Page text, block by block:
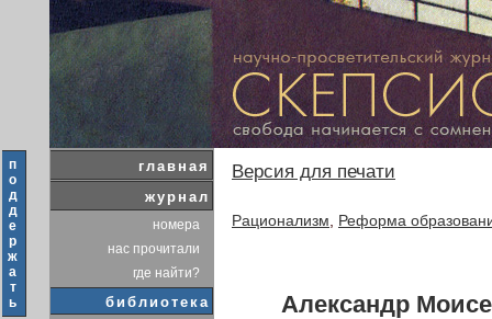
п
о
д
д
е
р
ж
а
т
ь
главная
журнал
номера
нас прочитали
где найти?
библиотека
Версия для печати
Рационализм Реформа
Александр